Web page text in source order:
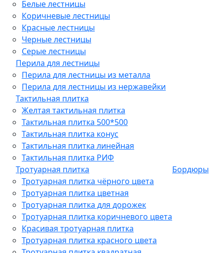
Белые лестницы
Коричневые лестницы
Красные лестницы
Черные лестницы
Серые лестницы
Перила для лестницы
Перила для лестницы из металла
Перила для лестницы из нержавейки
Тактильная плитка
Желтая тактильная плитка
Тактильная плитка 500*500
Тактильная плитка конус
Тактильная плитка линейная
Тактильная плитка РИФ
Тротуарная плитка
Тротуарная плитка чёрного цвета
Тротуарная плитка цветная
Тротуарная плитка для дорожек
Тротуарная плитка коричневого цвета
Красивая тротуарная плитка
Тротуарная плитка красного цвета
Бордюры